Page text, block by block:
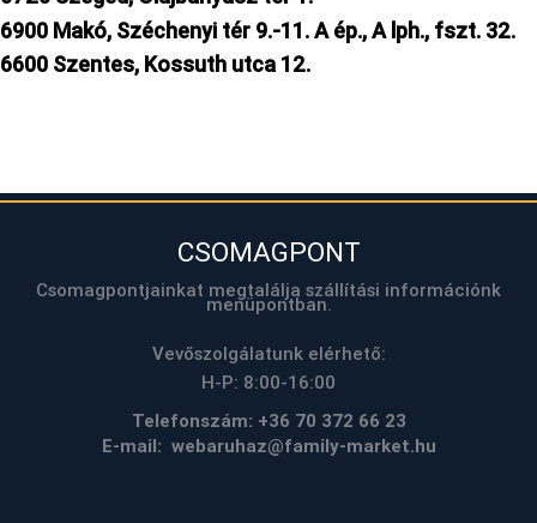
6900 Makó, Széchenyi tér 9.-11. A ép., A lph., fszt. 32.
6600 Szentes, Kossuth utca 12.
CSOMAGPONT
Csomagpontjainkat megtalálja szállítási információnk
menüpontban.
Vevőszolgálatunk elérhető:
H-P: 8:00-16:00
Telefonszám: +36 70 372 66 23
E-mail: webaruhaz@family-market.hu